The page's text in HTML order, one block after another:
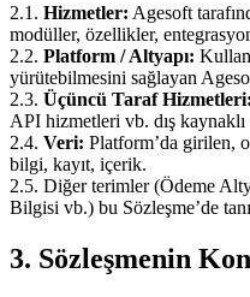
2.1. Hizmetler: Agesoft
modüller, özellikler,
2.2. Platform / Altyapı:
yürütebilmesini sağlayan
2.3. Üçüncü Taraf Hizmetleri:
API hizmetleri vb. dış kaynaklı
2.4. Veri: Platform’da girilen,
bilgi, kayıt, içerik.
2.5. Diğer terimler (Ödeme
Bilgisi vb.) bu Sözleşme’de
3. Sözleşmenin